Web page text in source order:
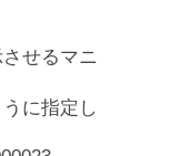
せるマニ
に指定し